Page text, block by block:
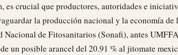
es crucial que productores, autoridades e
la producción nacional y la economía de
Nacional de Fitosanitarios (Sonafi), antes
un posible arancel del 20.91 % al jitomate